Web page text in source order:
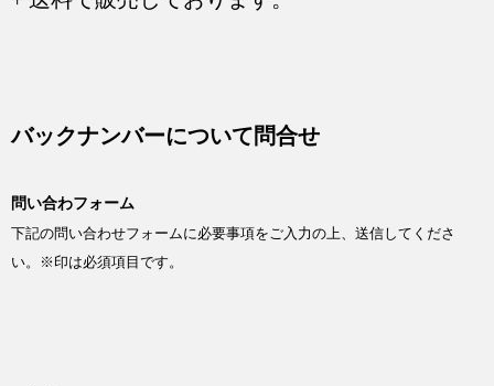
バックナンバーについて問合せ
問い合わフォーム
下記の問い合わせフォームに必要事項をご入力の上、送信してくださ
い。※印は必須項目です。